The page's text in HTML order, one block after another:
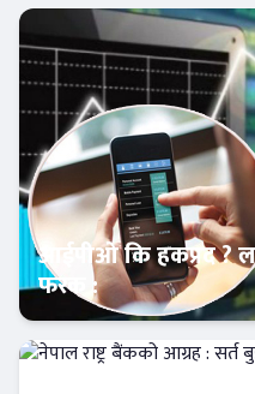
क्यापिटल मार्केट
आईपीओ कि हकप्रद ?
फरक :